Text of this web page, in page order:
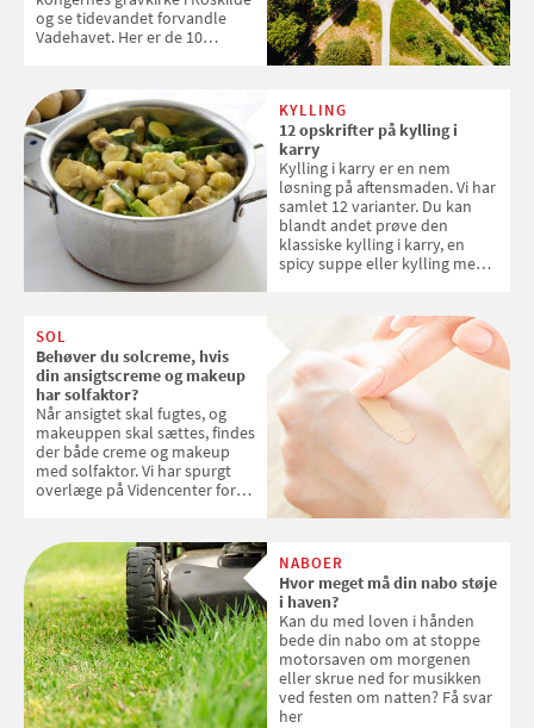
og se tidevandet forvandle
Vadehavet. Her er de 10
KYLLING
12 opskrifter på kylling i
karry
Kylling i karry er en nem
løsning på aftensmaden. Vi har
samlet 12 varianter. Du kan
blandt andet prøve den
klassiske kylling i karry, en
spicy suppe eller kylling med
SOL
Behøver du solcreme, hvis
din ansigtscreme og makeup
har solfaktor?
Når ansigtet skal fugtes, og
makeuppen skal sættes, findes
der både creme og makeup
med solfaktor. Vi har spurgt
overlæge på Videncenter for
med SPF kan erstatte
solcreme, når man bevæger
sig ud i solen
NABOER
Hvor meget må din nabo støje
i haven?
Kan du med loven i hånden
bede din nabo om at stoppe
motorsaven om morgenen
eller skrue ned for musikken
ved festen om natten? Få svar
her